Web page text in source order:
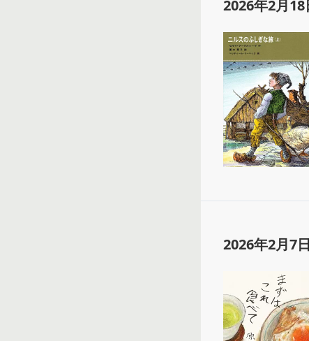
2026年2月18
2026年2月7日